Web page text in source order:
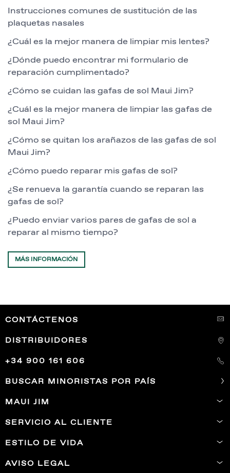
Instrucciones comunes de sustitución de las
plaquetas nasales
¿Cuál es la mejor manera de limpiar mis lentes?
¿Dónde puedo encontrar mi formulario de
reparación cumplimentado?
¿Cómo se cuidan las gafas de sol Maui Jim?
¿Cuál es la mejor manera de limpiar las gafas de
sol Maui Jim?
¿Cómo se quitan los arañazos de las gafas de sol
Maui Jim?
¿Cómo puedo reparar mis gafas de sol?
¿Se renueva la garantía cuando se reparan las
gafas de sol?
¿Puedo enviar varios pares de gafas de sol a
reparar al mismo tiempo?
MÁS INFORMACIÓN
CONTÁCTENOS
DISTRIBUIDORES
+34 900 161 606
BUSCAR MINORISTAS POR PAÍS
MAUI JIM
SERVICIO AL CLIENTE
ESTILO DE VIDA
AVISO LEGAL